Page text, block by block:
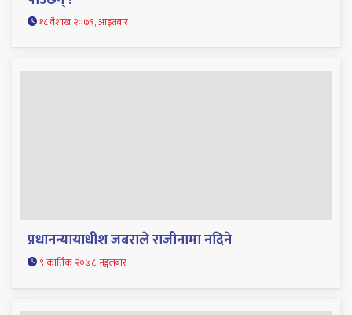
१८ वैशाख २०७९, आइतबार
प्रधानन्यायाधीश जबराले राजीनामा नदिने
९ कार्तिक २०७८, मङ्गलबार